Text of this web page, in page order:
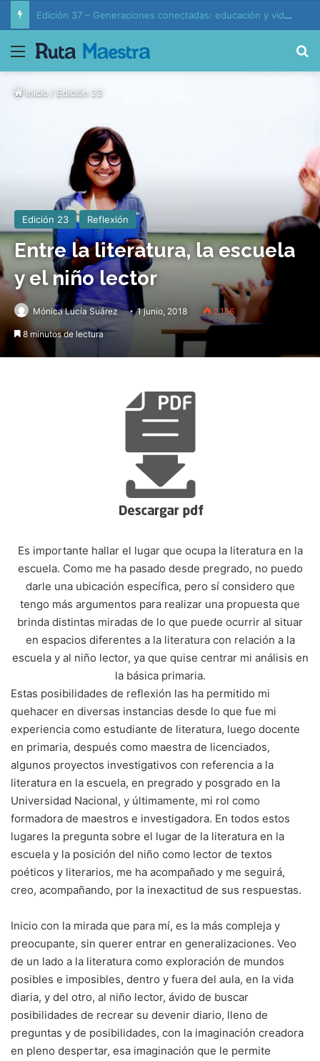
Edición 37 – Generaciones conectadas: educación y vida en la era de la IA
Menú
Inicio/Edición 23
Edición 23 Reflexión
Entre la literatura, la escuela
y el niño lector
Mónica Lucía Suárez 1 junio, 2018 2.156
8 minutos de lectura
Es importante hallar el lugar que ocupa la literatura en la
escuela. Como me ha pasado desde pregrado, no puedo
darle una ubicación específica, pero sí considero que
tengo más argumentos para realizar una propuesta que
brinda distintas miradas de lo que puede ocurrir al situar
en espacios diferentes a la literatura con relación a la
escuela y al niño lector, ya que quise centrar mi análisis en
la básica primaria.
Estas posibilidades de reflexión las ha permitido mi
quehacer en diversas instancias desde lo que fue mi
experiencia como estudiante de literatura, luego docente
en primaria, después como maestra de licenciados,
algunos proyectos investigativos con referencia a la
literatura en la escuela, en pregrado y posgrado en la
Universidad Nacional, y últimamente, mi rol como
formadora de maestros e investigadora. En todos estos
lugares la pregunta sobre el lugar de la literatura en la
escuela y la posición del niño como lector de textos
poéticos y literarios, me ha acompañado y me seguirá,
creo, acompañando, por la inexactitud de sus respuestas.
Inicio con la mirada que para mí, es la más compleja y
preocupante, sin querer entrar en generalizaciones. Veo
de un lado a la literatura como exploración de mundos
posibles e imposibles, dentro y fuera del aula, en la vida
diaria, y del otro, al niño lector, ávido de buscar
posibilidades de recrear su devenir diario, lleno de
preguntas y de posibilidades, con la imaginación creadora
en pleno despertar, esa imaginación que le permite